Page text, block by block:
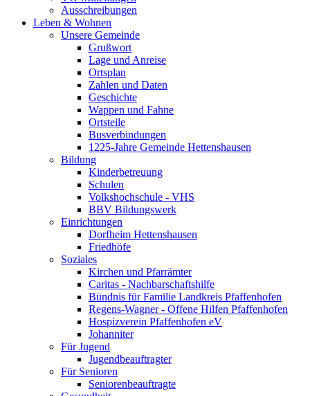
Ausschreibungen
Leben & Wohnen
Unsere Gemeinde
Grußwort
Lage und Anreise
Ortsplan
Zahlen und Daten
Geschichte
Wappen und Fahne
Ortsteile
Busverbindungen
1225-Jahre Gemeinde Hettenshausen
Bildung
Kinderbetreuung
Schulen
Volkshochschule - VHS
BBV Bildungswerk
Einrichtungen
Dorfheim Hettenshausen
Friedhöfe
Soziales
Kirchen und Pfarrämter
Caritas - Nachbarschaftshilfe
Bündnis für Familie Landkreis Pfaffenhofen
Regens-Wagner - Offene Hilfen Pfaffenhofen
Hospizverein Pfaffenhofen eV
Johanniter
Für Jugend
Jugendbeauftragter
Für Senioren
Seniorenbeauftragte